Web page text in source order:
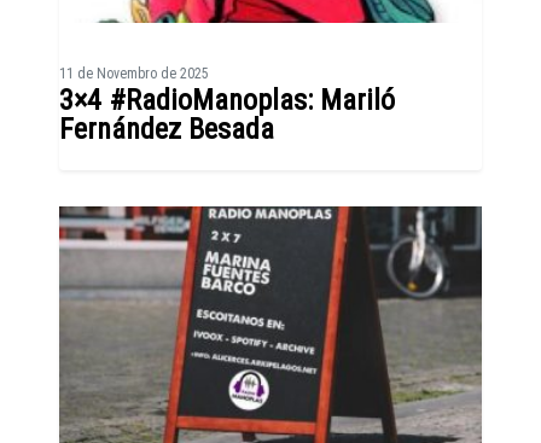
11 de Novembro de 2025
3×4 #RadioManoplas: Mariló
Fernández Besada